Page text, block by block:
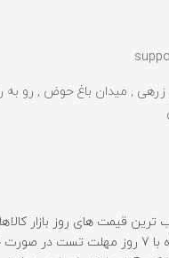
قیمت های روز بازار
خدمت شما هستیم. همراه با 7 روز مهلت تست در